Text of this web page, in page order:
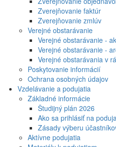
Zverejňovanie faktúr
Zverejňovanie zmlúv
Verejné obstarávanie
Verejné obstarávanie -
Verejné obstarávanie -
Verejné obstarávania v
Poskytovanie informácií
Ochrana osobných údajov
Vzdelávanie a podujatia
Základné informácie
Študijný plán 2026
Ako sa prihlásiť na
Zásady výberu
Aktívne podujatia